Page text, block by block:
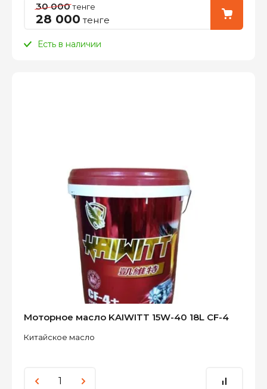
30 000тенге
28 000 тенге
Есть в наличии
Моторное масло KAIWITT 15W-40 18L CF-4
Китайское масло